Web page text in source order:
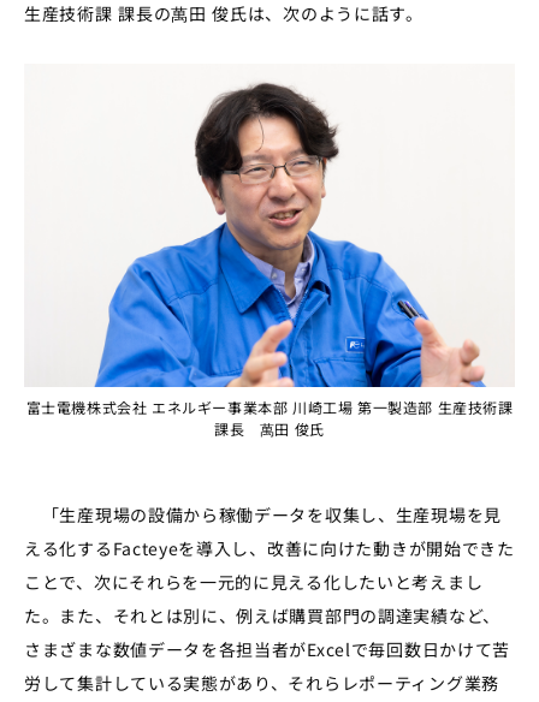
生産技術課 課長の萬田 俊氏は、次のように話す。
富士電機株式会社 エネルギー事業本部 川崎工場 第一製造部 生産技術課
課長 萬田 俊氏
「生産現場の設備から稼働データを収集し、生産現場を見
える化するFacteyeを導入し、改善に向けた動きが開始できた
ことで、次にそれらを一元的に見える化したいと考えまし
た。また、それとは別に、例えば購買部門の調達実績など、
さまざまな数値データを各担当者がExcelで毎回数日かけて苦
労して集計している実態があり、それらレポーティング業務